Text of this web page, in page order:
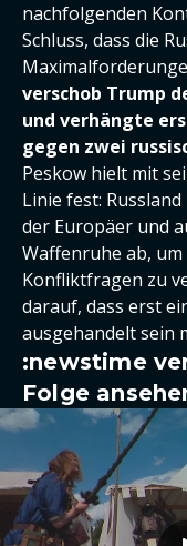
nachfolgenden
Schluss, dass die
verschob Trump
und verhängte
gegen zwei
Peskow hielt mit
Linie fest:
der Europäer und
Waffenruhe ab,
Konfliktfragen zu
darauf, dass erst
ausgehandelt sein
:newstime
Folge